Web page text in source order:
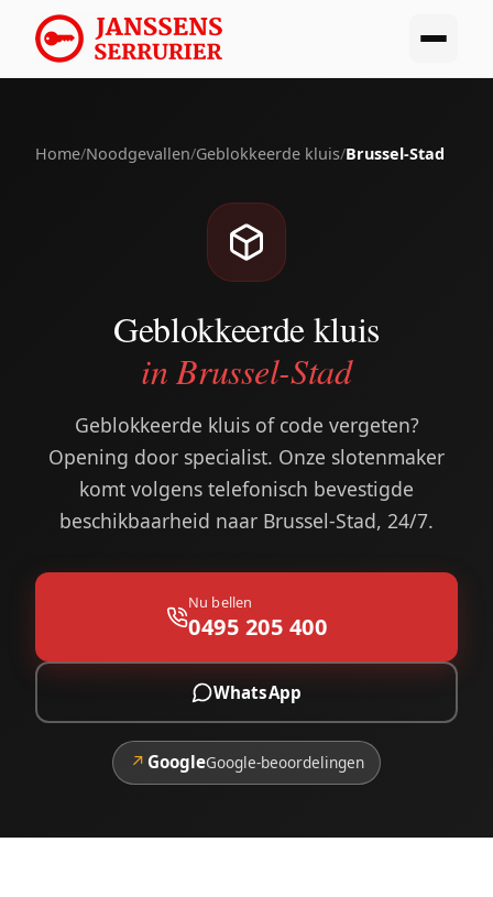
Home/Noodgevallen/Geblokkeerde kluis/Brussel-Stad
Geblokkeerde kluis
in Brussel-Stad
Geblokkeerde kluis of code vergeten?
Opening door specialist. Onze slotenmaker
komt volgens telefonisch bevestigde
beschikbaarheid naar Brussel-Stad, 24/7.
Nu bellen
0495 205 400
WhatsApp
↗ GoogleGoogle-beoordelingen